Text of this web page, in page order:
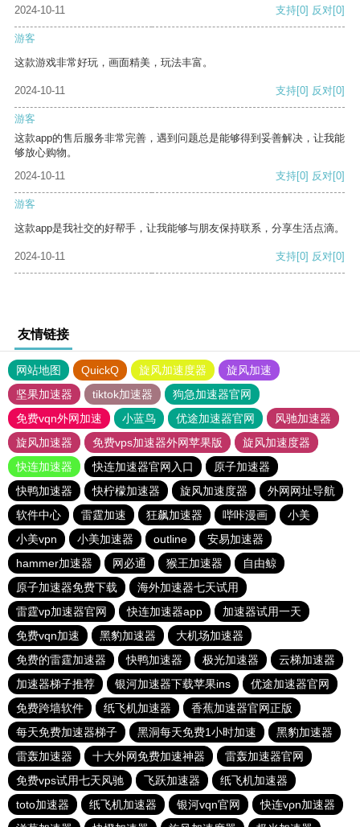
2024-10-11 支持[0] 反对[0]
游客
这款游戏非常好玩，画面精美，玩法丰富。
2024-10-11 支持[0] 反对[0]
游客
这款app的售后服务非常完善，遇到问题总是能够得到妥善解决，让我能
够放心购物。
2024-10-11
支持[0] 反对[0]
游客
这款app是我社交的好帮手，让我能够与朋友保持联系，分享生活点滴。
2024-10-11 支持[0] 反对[0]
友情链接
网站地图 QuickQ 旋风加速度器
旋风加速
坚果加速器
tiktok加速器
狗急加速器官网
免费vqn外网加速
小蓝鸟 优途加速器官网
风驰加速器
旋风加速器
免费vps加速器外网苹果版
旋风加速度器
快连加速器
快连加速器官网入口
原子加速器
快鸭加速器
快柠檬加速器 旋风加速度器
外网网址导航
软件中心
雷霆加速 狂飙加速器 哔咔漫画
小美
小美vpn
小美加速器 outline
安易加速器
hammer加速器
网必通 猴王加速器
自由鲸
原子加速器免费下载
海外加速器七天试用
雷霆vp加速器官网
快连加速器app
加速器试用一天
免费vqn加速
黑豹加速器
大机场加速器
免费的雷霆加速器
快鸭加速器 极光加速器
云梯加速器
加速器梯子推荐
银河加速器下载苹果ins
优途加速器官网
免费跨墙软件
纸飞机加速器
香蕉加速器官网正版
每天免费加速器梯子
黑洞每天免费1小时加速
黑豹加速器
雷轰加速器
十大外网免费加速神器
雷轰加速器官网
免费vps试用七天风驰
飞跃加速器
纸飞机加速器
toto加速器
纸飞机加速器 银河vqn官网
快连vρn加速器